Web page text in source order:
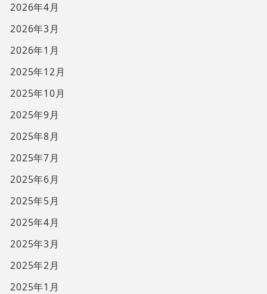
2026年4月
2026年3月
2026年1月
2025年12月
2025年10月
2025年9月
2025年8月
2025年7月
2025年6月
2025年5月
2025年4月
2025年3月
2025年2月
2025年1月